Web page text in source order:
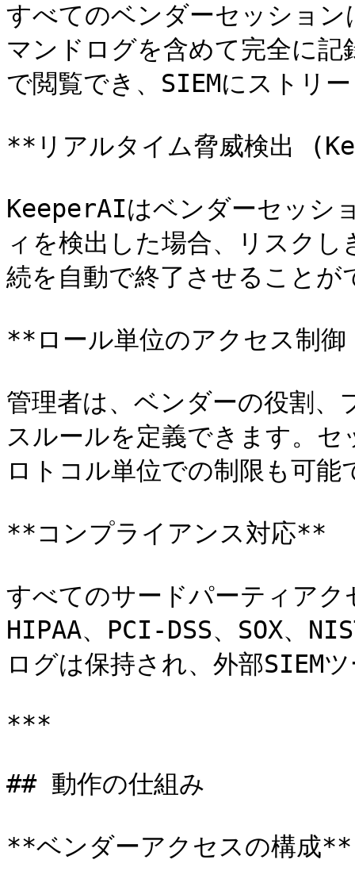
すべてのベンダーセッショ
マンドログを含めて完全に
で閲覧でき、SIEMにストリ
**リアルタイム脅威検出
KeeperAIはベンダーセッシ
ィを検出した場合、リスク
続を自動で終了させることが
**ロール単位のアクセス制
管理者は、ベンダーの役割
スルールを定義できます。
ロトコル単位での制限も可能
**コンプライアンス対応**
すべてのサードパーティアク
HIPAA、PCI-DSS、SOX、
ログは保持され、外部SIEM
***
## 動作の仕組み
**ベンダーアクセスの構成**